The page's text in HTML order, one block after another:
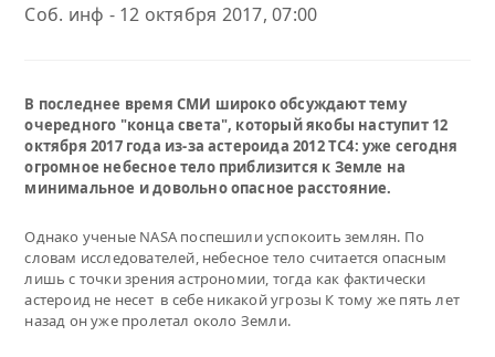
Соб. инф - 12 октября 2017, 07:00
В последнее время СМИ широко обсуждают тему
очередного "конца света", который якобы наступит 12
октября 2017 года из-за астероида 2012 ТС4: уже сегодня
огромное небесное тело приблизится к Земле на
минимальное и довольно опасное расстояние.
Однако ученые NASA поспешили успокоить землян. По
словам исследователей, небесное тело считается опасным
лишь с точки зрения астрономии, тогда как фактически
астероид не несет в себе никакой угрозы К тому же пять лет
назад он уже пролетал около Земли.